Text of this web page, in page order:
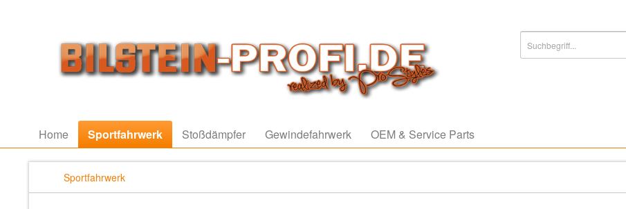
Home Sportfahrwerk Stoßdämpfer Gewindefahrwerk OEM & Service Parts
Sportfahrwerk